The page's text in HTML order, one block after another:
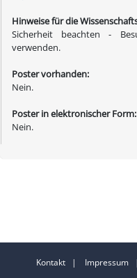
Hinweise für die
Sicherheit beachten -
verwenden.
Poster vorhanden:
Nein.
Poster in elektronischer Form:
Nein.
Kontakt | Impressum